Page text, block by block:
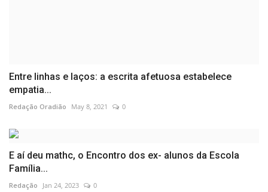
Entre linhas e laços: a escrita afetuosa estabelece
empatia...
Redação Oradião May 8, 2021 0
E aí deu mathc, o Encontro dos ex- alunos da Escola
Família...
Redação Jan 24, 2023 0